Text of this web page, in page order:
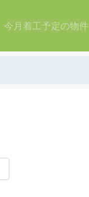
今月着工予定の物件